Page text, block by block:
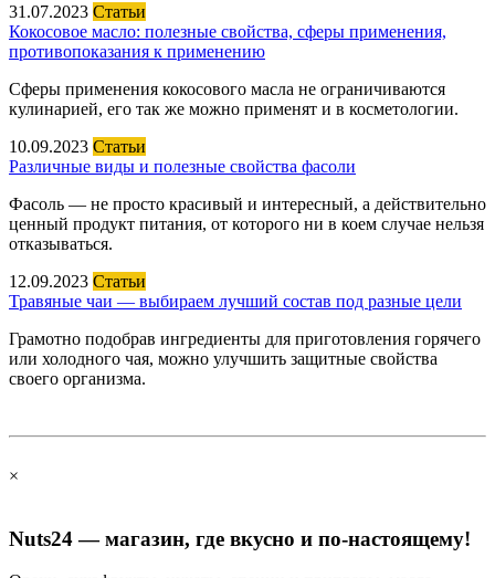
31.07.2023 Статьи
Кокосовое масло: полезные свойства, сферы применения,
противопоказания к применению
Сферы применения кокосового масла не ограничиваются
кулинарией, его так же можно применят и в косметологии.
10.09.2023 Статьи
Различные виды и полезные свойства фасоли
Фасоль — не просто красивый и интересный, а действительно
ценный продукт питания, от которого ни в коем случае нельзя
отказываться.
12.09.2023 Статьи
Травяные чаи — выбираем лучший состав под разные цели
Грамотно подобрав ингредиенты для приготовления горячего
или холодного чая, можно улучшить защитные свойства
своего организма.
×
Nuts24 — магазин, где вкусно и по-настоящему!